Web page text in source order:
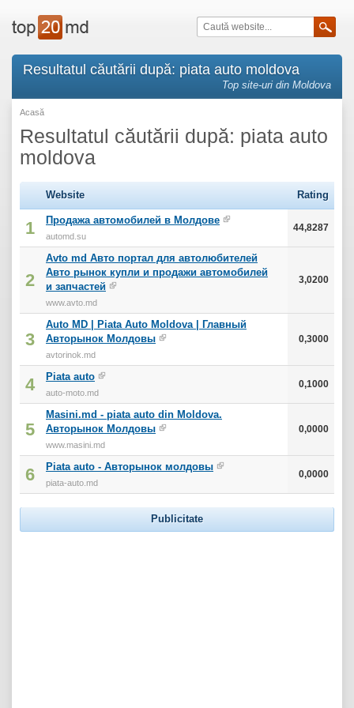
Resultatul căutării după: piata auto moldova
Top site-uri din Moldova
Acasă
Resultatul căutării după: piata auto
moldova
Website Rating
1 Продажа автомобилей в Молдове
automd.su
44,8287
2
Avto md Авто портал для автолюбителей
Авто рынок купли и продажи автомобилей
и запчастей
www.avto.md
3,0200
3
Auto MD | Piata Auto Moldova | Главный
Авторынок Молдовы
avtorinok.md
0,3000
4 Piata auto
auto-moto.md
0,1000
5
Masini.md - piata auto din Moldova.
Авторынок Молдовы
www.masini.md
0,0000
6 Piata auto - Авторынок молдовы
piata-auto.md
0,0000
Publicitate